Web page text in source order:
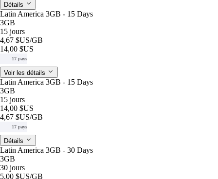
Détails
Latin America 3GB - 15 Days
3GB
15 jours
4,67 $US/GB
14,00 $US
17 pays
Voir les détails
Latin America 3GB - 15 Days
3GB
15 jours
14,00 $US
4,67 $US/GB
17 pays
Détails
Latin America 3GB - 30 Days
3GB
30 jours
5,00 $US/GB